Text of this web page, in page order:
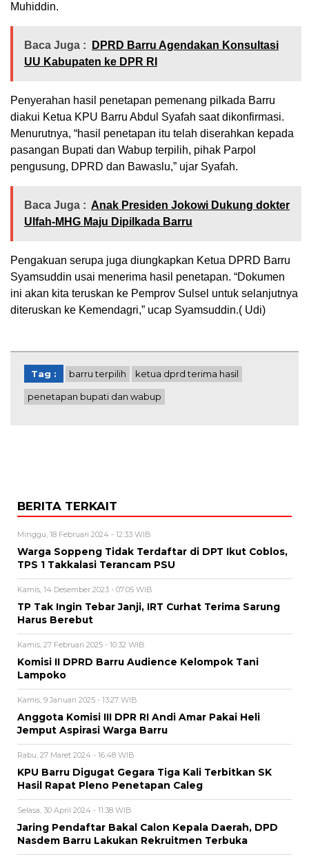
Muhiddin.
Baca Juga :
DPRD Barru Agendakan Konsultasi
UU Kabupaten ke DPR RI
Penyerahan hasil penetapan pemenang pilkada Barru
diakui Ketua KPU Barru Abdul Syafah saat dikonfirmasi.
Menurutnya, “hasil penetapan itu telah diserahkan kepada
pasangan Bupati dan Wabup terpilih, pihak Parpol
pengusung, DPRD dan Bawaslu,” ujar Syafah.
Baca Juga : Anak Presiden Jokowi Dukung dokter
Ulfah-MHG Maju Dipilkada Barru
Pengakuan serupa juga diungkapkan Ketua DPRD Barru
Syamsuddin usai menerima hasil penetapan. “Dokumen
ini akan kita teruskan ke Pemprov Sulsel untuk selanjutnya
diteruskan ke Kemendagri,” ucap Syamsuddin.( Udi)
Tag : barru terpilih ketua dprd terima hasil
penetapan bupati dan wabup
BERITA TERKAIT
Minggu, 18 Februari 2024 - 12:33 WIB
Warga Soppeng Tidak Terdaftar di DPT Ikut Coblos,
TPS 1 Takkalasi Terancam PSU
Kamis, 14 Desember 2023 - 07:05 WIB
TP Tak Ingin Tebar Janji, IRT Curhat Terima Sarung
Harus Berebut
Kamis, 27 Februari 2025 - 10:32 WIB
Komisi II DPRD Barru Audience Kelompok Tani
Lampoko
Kamis, 9 Januari 2025 - 13:27 WIB
Anggota Komisi III DPR RI Andi Amar Pakai Heli
Jemput Aspirasi Warga Barru
Rabu, 27 Maret 2024 - 16:48 WIB
KPU Barru Digugat Gegara Tiga Kali Terbitkan SK
Hasil Rapat Pleno Penetapan Caleg
Selasa, 30 April 2024 - 11:38 WIB
Jaring Pendaftar Bakal Calon Kepala Daerah, DPD
Nasdem Barru Lakukan Rekruitmen Terbuka